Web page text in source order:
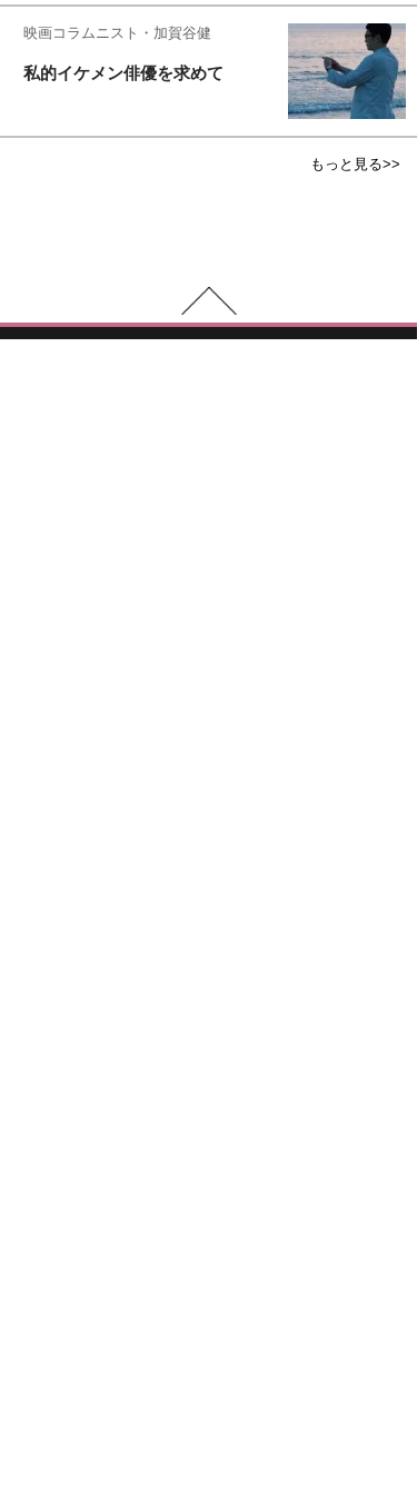
映画コラムニスト・加賀谷健
私的イケメン俳優を求めて
もっと見る>>